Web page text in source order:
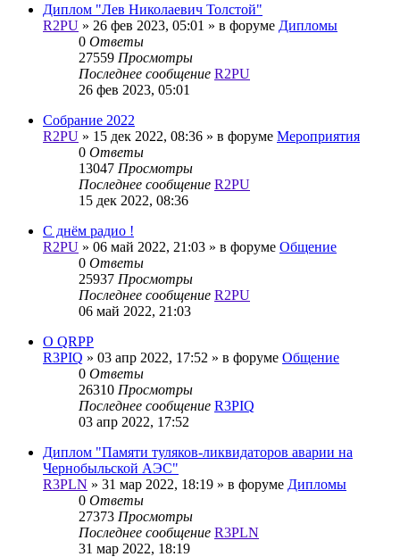
Диплом "Лев Николаевич Толстой"
R2PU » 26 фев 2023, 05:01 » в форуме Дипломы
0 Ответы
27559 Просмотры
Последнее сообщение R2PU
26 фев 2023, 05:01
Собрание 2022
R2PU » 15 дек 2022, 08:36 » в форуме Мероприятия
0 Ответы
13047 Просмотры
Последнее сообщение R2PU
15 дек 2022, 08:36
С днём радио !
R2PU » 06 май 2022, 21:03 » в форуме Общение
0 Ответы
25937 Просмотры
Последнее сообщение R2PU
06 май 2022, 21:03
О QRPP
R3PIQ » 03 апр 2022, 17:52 » в форуме Общение
0 Ответы
26310 Просмотры
Последнее сообщение R3PIQ
03 апр 2022, 17:52
Диплом "Памяти туляков-ликвидаторов аварии на
Чернобыльской АЭС"
R3PLN » 31 мар 2022, 18:19 » в форуме Дипломы
0 Ответы
27373 Просмотры
Последнее сообщение R3PLN
31 мар 2022, 18:19